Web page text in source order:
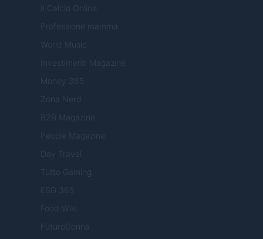
Il Calcio Online
Professione mamma
World Music
Investimenti Magazine
Money 365
Zona Nerd
B2B Magazine
People Magazine
Day Travel
Tutto Gaming
ESG 365
Food Wiki
FuturoDonna